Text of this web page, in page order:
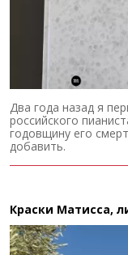
Два года назад я
российского
годовщину его
добавить.
Краски Матисса,